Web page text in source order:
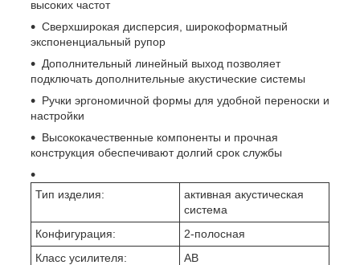
высоких частот
Сверхширокая дисперсия, широкоформатный
экспоненциальный рупор
Дополнительный линейный выход позволяет
подключать дополнительные акустические системы
Ручки эргономичной формы для удобной переноски и
настройки
Высококачественные компоненты и прочная
конструкция обеспечивают долгий срок службы
Тип изделия:
активная акустическая
система
Конфигурация:
2-полосная
Класс усилителя:
AB